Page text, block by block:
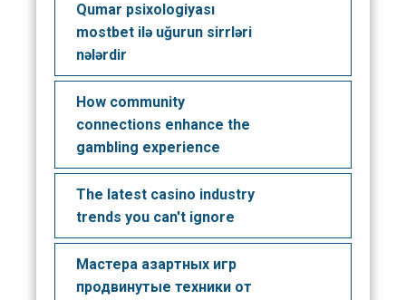
Qumar psixologiyası
mostbet ilə uğurun sirrləri
nələrdir
How community
connections enhance the
gambling experience
The latest casino industry
trends you can't ignore
Мастера азартных игр
продвинутые техники от